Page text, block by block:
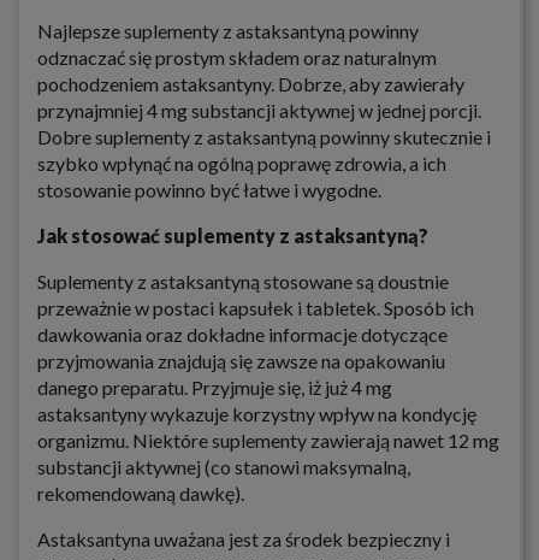
Najlepsze suplementy z astaksantyną powinny
odznaczać się prostym składem oraz naturalnym
pochodzeniem astaksantyny. Dobrze, aby zawierały
przynajmniej 4 mg substancji aktywnej w jednej porcji.
Dobre suplementy z astaksantyną powinny skutecznie i
szybko wpłynąć na ogólną poprawę zdrowia, a ich
stosowanie powinno być łatwe i wygodne.
Jak stosować suplementy z astaksantyną?
Suplementy z astaksantyną stosowane są doustnie
przeważnie w postaci kapsułek i tabletek. Sposób ich
dawkowania oraz dokładne informacje dotyczące
przyjmowania znajdują się zawsze na opakowaniu
danego preparatu. Przyjmuje się, iż już 4 mg
astaksantyny wykazuje korzystny wpływ na kondycję
organizmu. Niektóre suplementy zawierają nawet 12 mg
substancji aktywnej (co stanowi maksymalną,
rekomendowaną dawkę).
Astaksantyna uważana jest za środek bezpieczny i